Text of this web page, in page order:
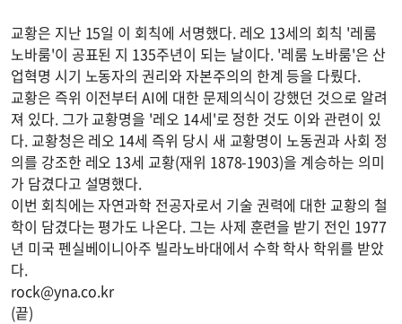
교황은 지난 15일 이 회칙에 서명했다. 레오 13세의 회칙 '레룸
노바룸'이 공표된 지 135주년이 되는 날이다. '레룸 노바룸'은 산
업혁명 시기 노동자의 권리와 자본주의의 한계 등을 다뤘다.
교황은 즉위 이전부터 AI에 대한 문제의식이 강했던 것으로 알려
져 있다. 그가 교황명을 '레오 14세'로 정한 것도 이와 관련이 있
다. 교황청은 레오 14세 즉위 당시 새 교황명이 노동권과 사회 정
의를 강조한 레오 13세 교황(재위 1878-1903)을 계승하는 의미
가 담겼다고 설명했다.
이번 회칙에는 자연과학 전공자로서 기술 권력에 대한 교황의 철
학이 담겼다는 평가도 나온다. 그는 사제 훈련을 받기 전인 1977
년 미국 펜실베이니아주 빌라노바대에서 수학 학사 학위를 받았
다.
rock@yna.co.kr
(끝)